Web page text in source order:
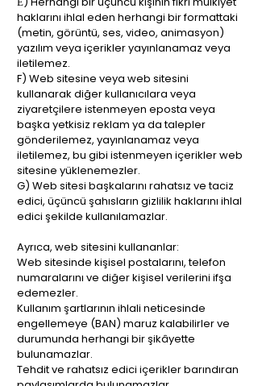
haklarını ihlal eden herhangi bir formattaki
(metin, görüntü, ses, video, animasyon)
yazılım veya içerikler yayınlanamaz veya
iletilemez.
F) Web sitesine veya web sitesini
kullanarak diğer kullanıcılara veya
ziyaretçilere istenmeyen eposta veya
başka yetkisiz reklam ya da talepler
gönderilemez, yayınlanamaz veya
iletilemez, bu gibi istenmeyen içerikler web
sitesine yüklenemezler.
G) Web sitesi başkalarını rahatsız ve taciz
edici, üçüncü şahısların gizlilik haklarını ihlal
edici şekilde kullanılamazlar.
Ayrıca, web sitesini kullananlar:
Web sitesinde kişisel postalarını, telefon
numaralarını ve diğer kişisel verilerini ifşa
edemezler.
Kullanım şartlarının ihlali neticesinde
engellemeye (BAN) maruz kalabilirler ve
durumunda herhangi bir şikâyette
bulunamazlar.
Tehdit ve rahatsız edici içerikler barındıran